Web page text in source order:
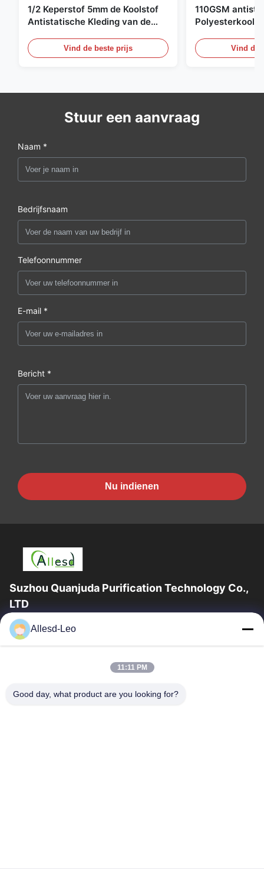
1/2 Keperstof 5mm de Koolstof
Antistatische Kleding van de
Vind de beste prijs
110GSM
Vind de
Stuur een aanvraag
Naam *
Bedrijfsnaam
Telefoonnummer
E-mail *
Bericht *
Nu indienen
Suzhou Quanjuda Purification Technology Co.,
LTD
16years ervaring, als belangrijke fabrikant en exporteur van
ESD & Cleanroom producten, bieden wij een volledige lijn van
Huis
Producten
Allesd-Leo
11:11 PM
Good day, what product are you looking for?